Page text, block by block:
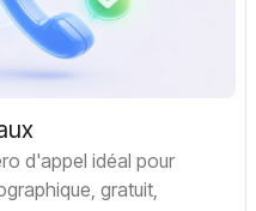
d'appel idéal pour
gratuit,